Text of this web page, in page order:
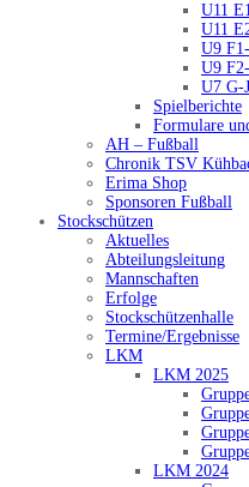
U11
U11
U9
U9
U7 G-
Spielberichte
Formulare
AH – Fußball
Chronik TSV
Erima Shop
Sponsoren Fußball
Stockschützen
Aktuelles
Abteilungsleitung
Mannschaften
Erfolge
Stockschützenhalle
Termine/Ergebnisse
LKM
LKM 2025
LKM 2024